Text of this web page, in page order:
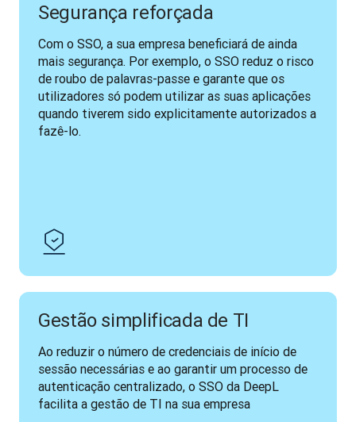
Segurança reforçada
Com o SSO, a sua empresa beneficiará de ainda
mais segurança. Por exemplo, o SSO reduz o risco
de roubo de palavras-passe e garante que os
utilizadores só podem utilizar as suas aplicações
quando tiverem sido explicitamente autorizados a
fazê-lo.
Gestão simplificada de TI
Ao reduzir o número de credenciais de início de
sessão necessárias e ao garantir um processo de
autenticação centralizado, o SSO da DeepL
facilita a gestão de TI na sua empresa